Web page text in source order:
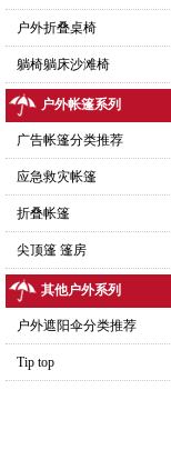
户外折叠桌椅
躺椅躺床沙滩椅
户外帐篷系列
广告帐篷分类推荐
应急救灾帐篷
折叠帐篷
尖顶篷 篷房
其他户外系列
户外遮阳伞分类推荐
Tip top